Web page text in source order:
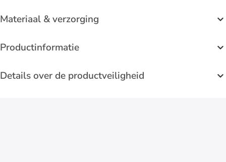
Materiaal & verzorging
Productinformatie
Details over de productveiligheid